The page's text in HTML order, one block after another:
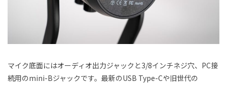
マイク底面にはオーディオ出力ジャックと3/8インチネジ穴、PC接
続用のmini-Bジャックです。最新のUSB Type-Cや旧世代の